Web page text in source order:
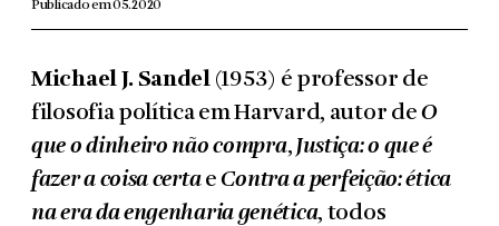
Publicado em 05.2020
Michael J. Sandel(1953) é professor de
filosofia política em Harvard, autor deO
que o dinheiro não compra, Justiça: o que é
fazer a coisa certaeContra a perfeição: ética
na era da engenharia genética, todos